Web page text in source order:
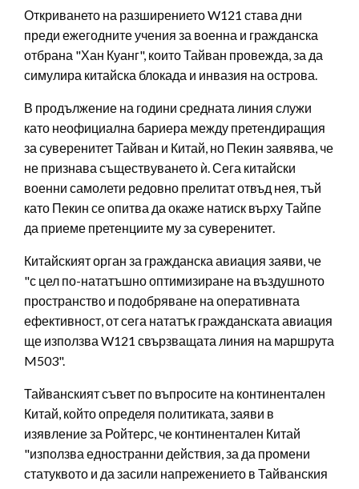
Откриването на разширението W121 става дни
преди ежегодните учения за военна и гражданска
отбрана "Хан Куанг", които Тайван провежда, за да
симулира китайска блокада и инвазия на острова.
В продължение на години средната линия служи
като неофициална бариера между претендиращия
за суверенитет Тайван и Китай, но Пекин заявява, че
не признава съществуването ѝ. Сега китайски
военни самолети редовно прелитат отвъд нея, тъй
като Пекин се опитва да окаже натиск върху Тайпе
да приеме претенциите му за суверенитет.
Китайският орган за гражданска авиация заяви, че
"с цел по-нататъшно оптимизиране на въздушното
пространство и подобряване на оперативната
ефективност, от сега нататък гражданската авиация
ще използва W121 свързващата линия на маршрута
M503".
Тайванският съвет по въпросите на континентален
Китай, който определя политиката, заяви в
изявление за Ройтерс, че континентален Китай
"използва едностранни действия, за да промени
статуквото и да засили напрежението в Тайванския